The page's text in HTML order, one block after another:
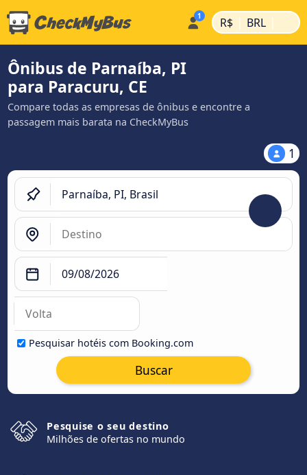
R$ | BRL |
Ônibus de Parnaíba, PI
para Paracuru, CE
Compare todas as empresas de ônibus e encontre a
passagem mais barata na CheckMyBus
1
Pesquisar hotéis com Booking.com
Buscar
Pesquise o seu destino
Milhões de ofertas no mundo